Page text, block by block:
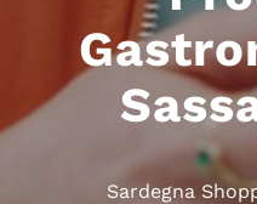
Sardegna